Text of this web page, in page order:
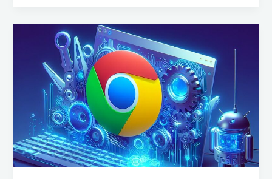
optimizado
ARM
llega
Windows